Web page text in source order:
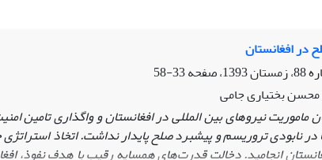
در افغانستان
33-58
بختیاری جامی
ماموریتنیروهای بین المللی در افغانستان و واگذاری تامین
در نابودی تروریسم و پیشبرد صلح پایدار نداشت. اتخاذ
انجامید. دخالت قدرت‌های همسایه رقیب با هدف نفوذ،